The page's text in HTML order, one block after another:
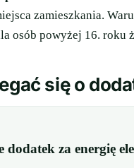
zamieszkania.
osób powyżej 16. roku
się o
dodatek za energię